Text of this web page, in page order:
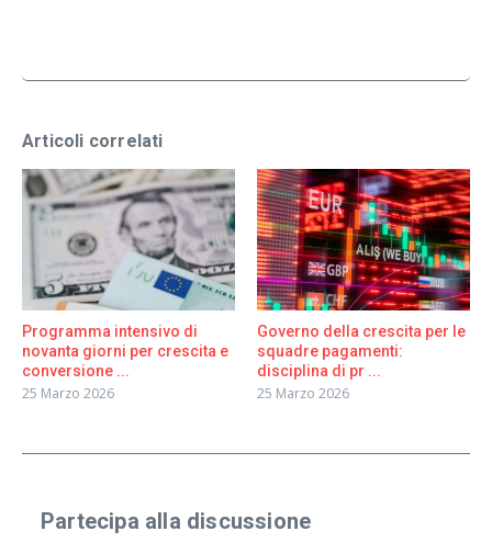
Articoli correlati
Programma intensivo di
novanta giorni per crescita e
conversione ...
25 Marzo 2026
Governo della crescita per le
squadre pagamenti:
disciplina di pr ...
25 Marzo 2026
Partecipa alla discussione